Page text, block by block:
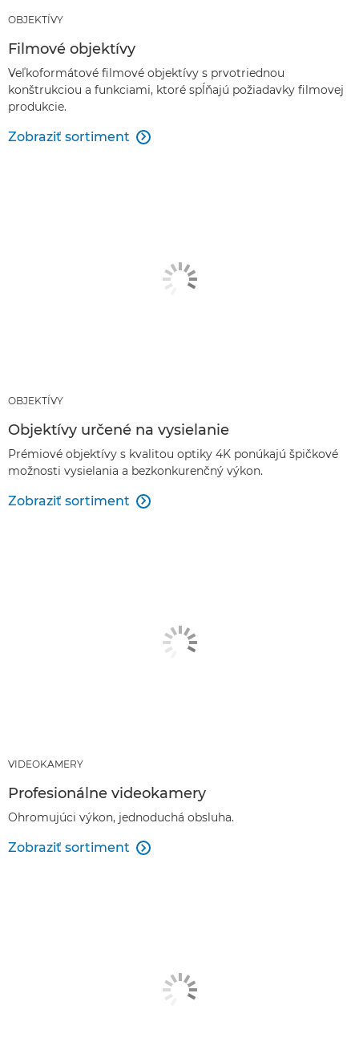
OBJEKTÍVY
Filmové objektívy
Veľkoformátové filmové objektívy s prvotriednou
konštrukciou a funkciami, ktoré spĺňajú požiadavky filmovej
produkcie.
Zobraziť sortiment 
OBJEKTÍVY
Objektívy určené na vysielanie
Prémiové objektívy s kvalitou optiky 4K ponúkajú špičkové
možnosti vysielania a bezkonkurenčný výkon.
Zobraziť sortiment 
VIDEOKAMERY
Profesionálne videokamery
Ohromujúci výkon, jednoduchá obsluha.
Zobraziť sortiment 